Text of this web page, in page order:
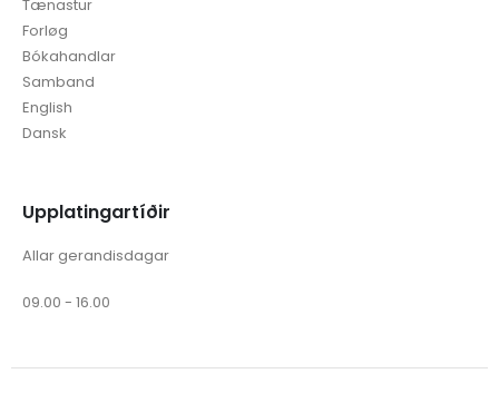
Tænastur
Forløg
Bókahandlar
Samband
English
Dansk
Upplatingartíðir
Allar gerandisdagar
09.00 - 16.00